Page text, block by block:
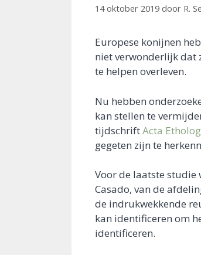
14 oktober 2019 door R.
Europese konijnen
niet verwonderlijk dat
te helpen overleven.
Nu hebben
kan stellen te
tijdschriftActa
gegeten zijn te
Voor de laatste studie
Casado, van de
de indrukwekkende
kan identificeren om
identificeren.